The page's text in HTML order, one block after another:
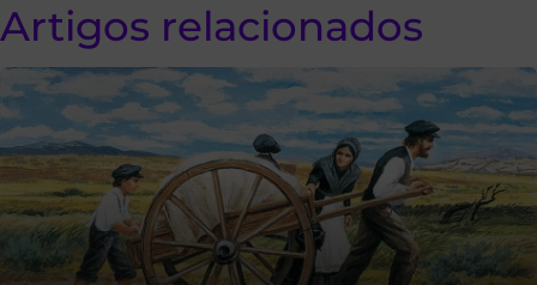
Artigos relacionados